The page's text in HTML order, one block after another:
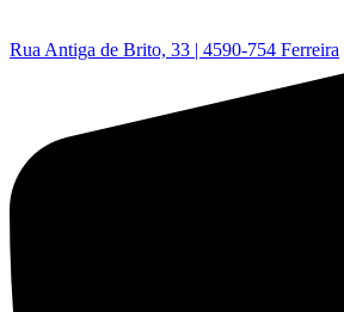
Rua Antiga de Brito, 33 | 4590-754 Ferreira